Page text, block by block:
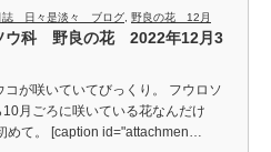
誌 日々是淡々 ブログ 野良の花 12月
ウ科 野良の花 2022年12月3
コが咲いていてびっくり。 フウロソ
月ごろに咲いている花なんだけ
めて。 [caption id="attachmen…